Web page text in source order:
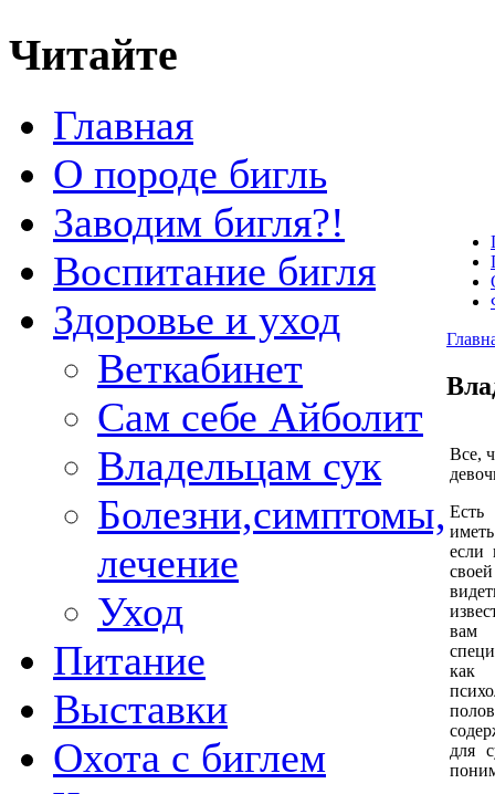
Читайте
Главная
О породе бигль
Заводим бигля?!
Воспитание бигля
Здоровье и уход
Веткабинет
Сам себе Айболит
Владельцам сук
Болезни,симптомы,
лечение
Уход
Питание
Выставки
Охота с биглем
Все,
Есть
если
вам
для